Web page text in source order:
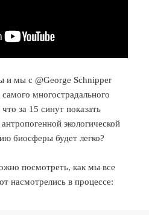
и мы с @George Schnipper
многострадального
за 15 синут показать
экологической
биосферы будет легко?
посмотреть, как мы все
насмотрелись в процессе: